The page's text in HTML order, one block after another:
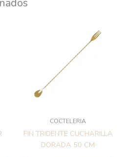
COCTELERIA
FIN TRIDENTE CUCHARILLA
DORADA 50 CM